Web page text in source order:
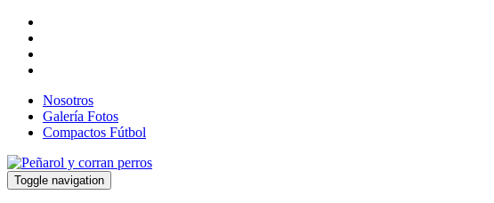
Nosotros
Galería Fotos
Compactos Fútbol
Toggle navigation